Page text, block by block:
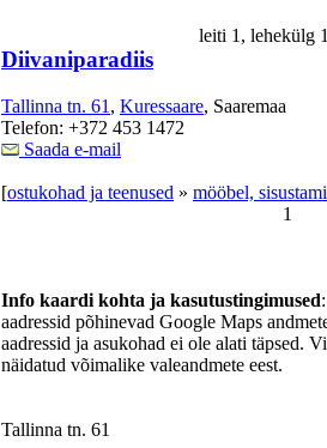
leiti 1,
Diivaniparadiis
Tallinna tn. 61 , Kuressaare, Saaremaa
Telefon: +372 453 1472
Saada e-mail
[ostukohad ja teenused » mööbel,
1
Info kaardi kohta ja kasutustingimused
aadressid põhinevad Google Maps
aadressid ja asukohad ei ole alati täpsed.
näidatud võimalike valeandmete eest.
Tallinna tn. 61